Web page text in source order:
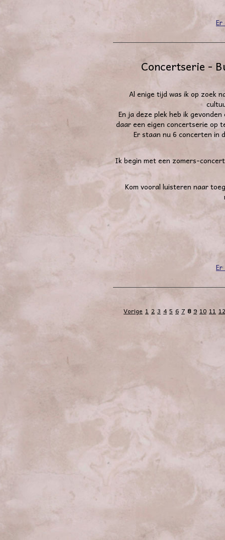
Concertserie -
Al enige tijd was ik op zoek
En ja deze plek heb ik
daar een eigen concertserie op
Er staan nu 6 concerten in
Ik begin met een zomers-
Kom vooral luisteren naar
Vorige 1 2 3 4 5 6 7 8 9 10 11 12